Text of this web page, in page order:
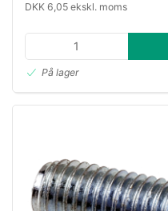
DKK 6,05 ekskl. moms
På lager